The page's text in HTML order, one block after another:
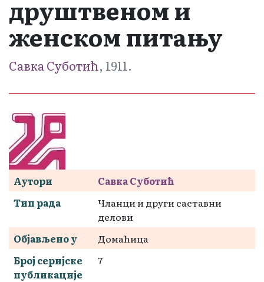
друштвеном и
женском питању
Савка Суботић, 1911.
Аутори
Савка Суботић
Тип рада
Чланци и други саставни
делови
Објављено у
Домаћица
Број серијске
публикације
7